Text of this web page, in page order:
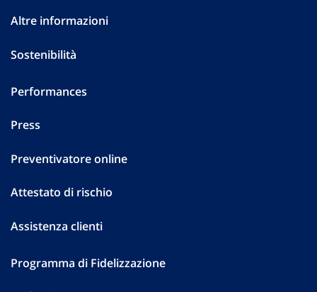
Altre informazioni
Sostenibilità
Performances
Press
Preventivatore online
Attestato di rischio
Assistenza clienti
Programma di Fidelizzazione